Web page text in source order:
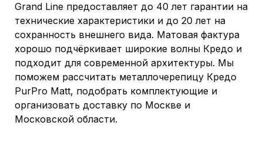
Grand Line предоставляет до 40 лет гарантии на
технические характеристики и до 20 лет на
сохранность внешнего вида. Матовая фактура
хорошо подчёркивает широкие волны Кредо и
подходит для современной архитектуры. Мы
поможем рассчитать металлочерепицу Кредо
PurPro Matt, подобрать комплектующие и
организовать доставку по Москве и
Московской области.